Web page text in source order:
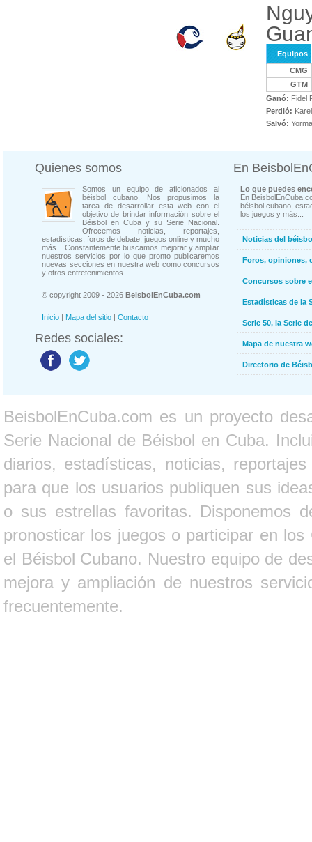
Equipos
CMG
GTM
Ganó: Fidel
Perdió:
Salvó:
Quienes somos
Somos un equipo de aficionados al
béisbol cubano. Nos propusimos la
tarea de desarrollar esta web con el
objetivo de brindar información sobre el
Béisbol en Cuba y su Serie Nacional.
Ofrecemos noticias, reportajes,
estadísticas, foros de debate, juegos online y mucho
más... Constantemente buscamos mejorar y ampliar
nuestros servicios por lo que pronto publicaremos
nuevas secciones en nuestra web como concursos
y otros entretenimientos.
© copyright 2009 - 2026 BeisbolEnCuba.com
Inicio | Mapa del sitio | Contacto
Redes sociales:
En
Lo que puedes
En
béisbol cubano,
los juegos y más...
Noticias del
Foros, opiniones,
Concursos sobre
Estadísticas de la
Serie 50, la Serie
Mapa de nuestra
Directorio de
BeisbolEnCuba.com es un proyecto
Serie Nacional de Béisbol en Cuba.
diarios, estadísticas, noticias,
para que los usuarios publiquen sus
o sus estrellas favoritas. Disponemos
pronosticar los juegos o participar en
el Béisbol Cubano. Nuestro equipo de
mejora y ampliación de nuestros
frecuentemente.